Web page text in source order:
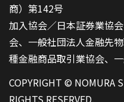
商）第142号
加入協会／日本証券業協
会、一般社団法人金融先
種金融商品取引業協会、
COPYRIGHT © NOMURA
RIGHTS RESERVED.